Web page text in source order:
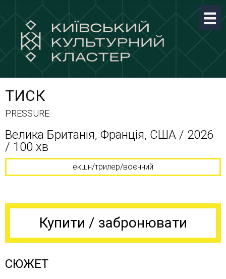
ТИСК
PRESSURE
Велика Британія, Франція, США / 2026
/ 100 хв
екшн/трилер/воєнний
Купити / забронювати
СЮЖЕТ